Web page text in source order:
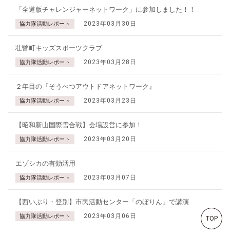
「全道版チャレンジャーネットワーク」に参加しました！！
協力隊活動レポート 2023年03月30日
壮瞥町キッズスポーツクラブ
協力隊活動レポート 2023年03月28日
２年目の『そうべつアウトドアネットワーク』
協力隊活動レポート 2023年03月23日
【昭和新山国際雪合戦】会場設営に参加！
協力隊活動レポート 2023年03月20日
エゾシカの有効活用
協力隊活動レポート 2023年03月07日
【西いぶり・登別】市民活動センター「のぼりん」で講演
協力隊活動レポート 2023年03月06日 TOP